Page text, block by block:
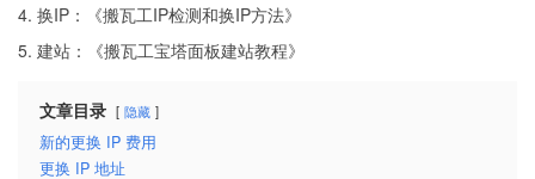
4. 换IP：《搬瓦工IP检测和换IP方法》
5. 建站：《搬瓦工宝塔面板建站教程》
文章目录 隐藏
新的更换 IP 费用
更换 IP 地址